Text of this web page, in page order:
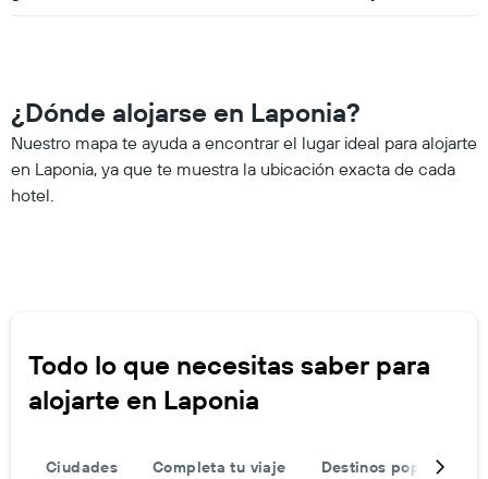
¿Dónde alojarse en Laponia?
Nuestro mapa te ayuda a encontrar el lugar ideal para alojarte
en Laponia, ya que te muestra la ubicación exacta de cada
hotel.
Todo lo que necesitas saber para
alojarte en Laponia
Ciudades Completa tu viaje Destinos populares